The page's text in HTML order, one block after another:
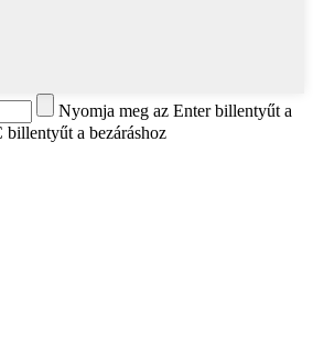
Nyomja meg az Enter billentyűt a
billentyűt a bezáráshoz